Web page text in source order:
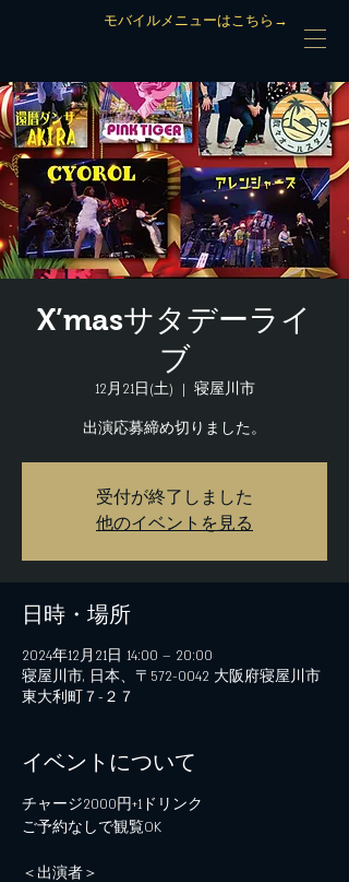
モバイルメニューはこちら→
X’masサタデーライ
ブ
12月21日(土)
  |
寝屋川市
出演応募締め切りました。
受付が終了しました
他のイベントを見る
日時・場所
2024年12月21日 14:00 – 20:00
寝屋川市, 日本、〒572-0042 大阪府寝屋川市
東大利町７−２７
イベントについて
チャージ2000円+1ドリンク
ご予約なしで観覧OK
＜出演者＞